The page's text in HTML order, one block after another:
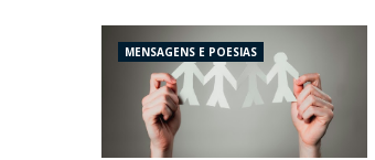
MENSAGENS E POESIAS